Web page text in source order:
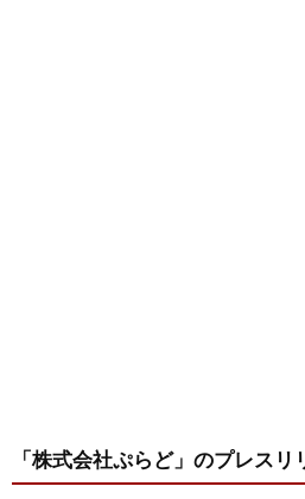
「株式会社ぷらど」 のプレスリ